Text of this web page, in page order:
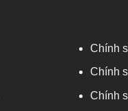
Chính
Chính
Chính